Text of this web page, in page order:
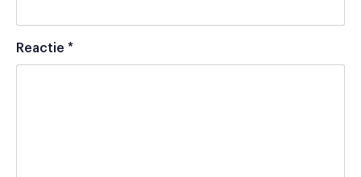
Reactie *